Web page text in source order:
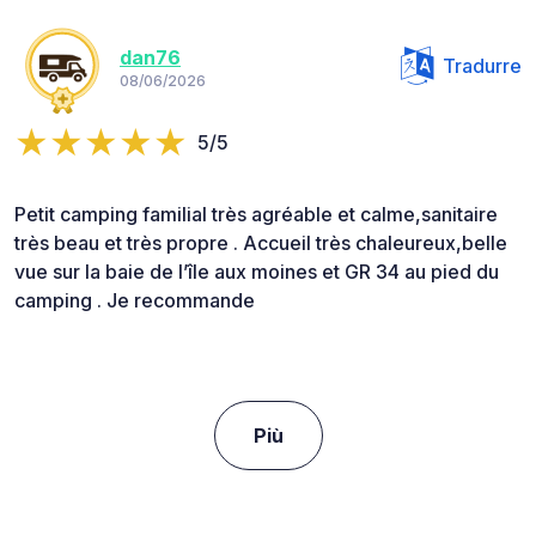
dan76
08/06/2026
Tradurre
5/5
Petit camping familial très agréable et calme,sanitaire
très beau et très propre . Accueil très chaleureux,belle
vue sur la baie de l’île aux moines et GR 34 au pied du
camping . Je recommande
Più